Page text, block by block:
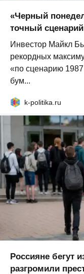
«Черный
точный
Инвестор Майкл
рекордных
«по сценарию 1987
бум...
k-politika.ru
Россияне бегут
разгромили